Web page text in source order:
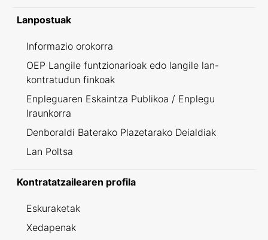
Lanpostuak
Informazio orokorra
OEP Langile funtzionarioak edo langile lan-
kontratudun finkoak
Enpleguaren Eskaintza Publikoa / Enplegu
Iraunkorra
Denboraldi Baterako Plazetarako Deialdiak
Lan Poltsa
Kontratatzailearen profila
Eskuraketak
Xedapenak